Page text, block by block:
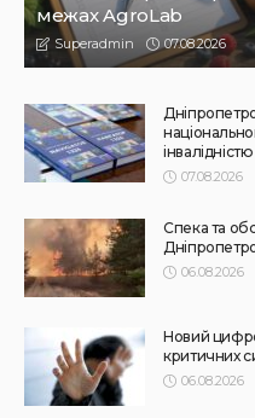
ПРЕС РЕЛІЗИ
Синергія влади та служб:
громадам для ефективного